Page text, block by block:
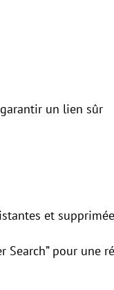
un lien sûr
et
Search” pour